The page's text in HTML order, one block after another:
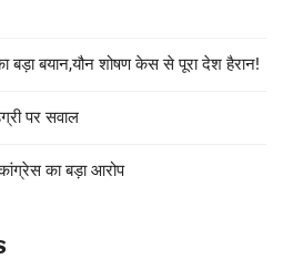
बड़ा बयान,यौन शोषण केस से पूरा देश हैरान!
पर सवाल
का बड़ा आरोप